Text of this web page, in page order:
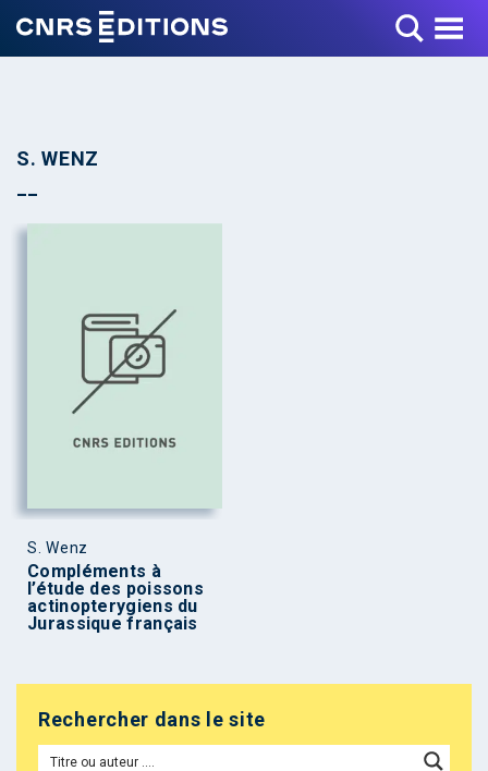
Toggle Menu
S. WENZ
S. Wenz
Compléments à
l’étude des poissons
actinopterygiens du
Jurassique français
Rechercher dans le site